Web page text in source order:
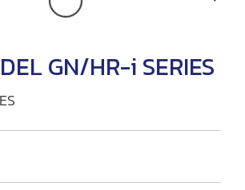
GN/HR-i SERIES